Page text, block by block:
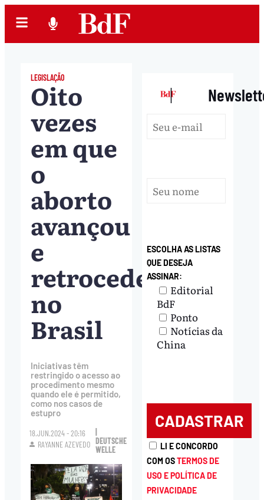
LEGISLAÇÃO
Oito
vezes
em que
o
aborto
avançou
e
retrocedeu
no
Brasil
Iniciativas têm
restringido o acesso ao
procedimento mesmo
quando ele é permitido,
como nos casos de
estupro
18.JUN.2024 - 20:16
RAYANNE AZEVEDO DEUTSCHE
WELLE
|
ESCOLHA AS LISTAS
QUE DESEJA
ASSINAR:
Editorial
BdF
Ponto
Notícias da
China
LI E CONCORDO
COM OSTERMOS DE
USO E POLÍTICA DE
PRIVACIDADE